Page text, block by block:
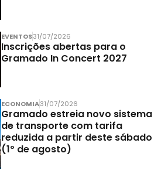
EVENTOS31/07/2026
Inscrições abertas para o
Gramado In Concert 2027
ECONOMIA31/07/2026
Gramado estreia novo sistema
de transporte com tarifa
reduzida a partir deste sábado
(1º de agosto)